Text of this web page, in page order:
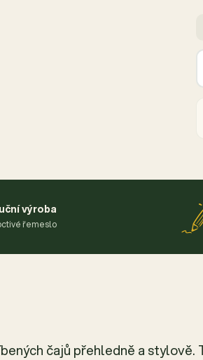
výroba
řemeslo
čajů přehledně a stylově.